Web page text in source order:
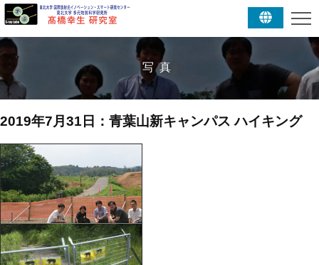
写真
2019年7月31日：青葉山新キャンパス ハイキング